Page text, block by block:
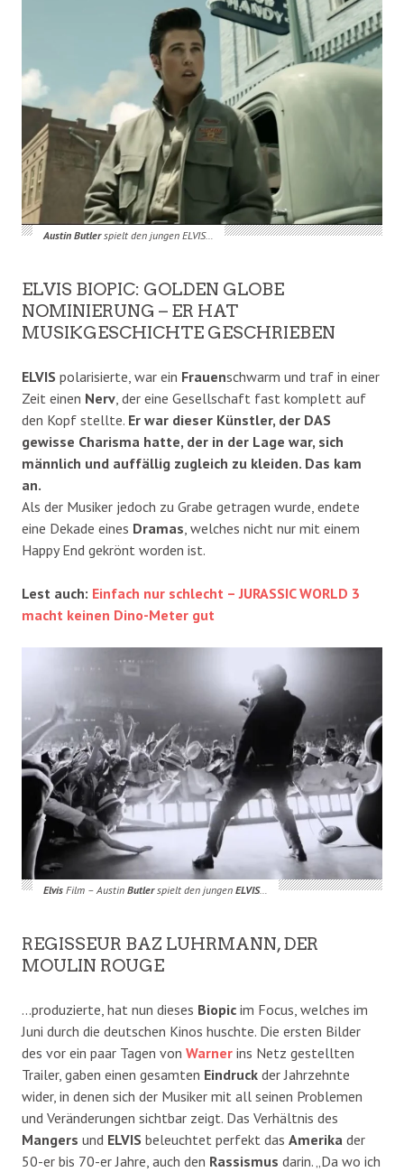
Austin Butlerspielt den jungen ELVIS…
ELVIS BIOPIC: GOLDEN GLOBE
NOMINIERUNG – ER HAT
MUSIKGESCHICHTE GESCHRIEBEN
ELVIS polarisierte, war ein Frauenschwarm und traf in einer
Zeit einen Nerv , der eine Gesellschaft fast komplett auf
den Kopf stellte. Er war dieser Künstler, der DAS
gewisse Charisma hatte, der in der Lage war, sich
männlich und auffällig zugleich zu kleiden. Das kam
an.
Als der Musiker jedoch zu Grabe getragen wurde, endete
eine Dekade eines Dramas , welches nicht nur mit einem
Happy End gekrönt worden ist.
Lest auch: Einfach nur schlecht – JURASSIC WORLD 3
macht keinen Dino-Meter gut
ElvisFilm – Austin Butlerspielt den jungen ELVIS…
REGISSEUR BAZ LUHRMANN, DER
MOULIN ROUGE
…produzierte, hat nun dieses Biopic im Focus, welches im
Juni durch die deutschen Kinos huschte. Die ersten Bilder
des vor ein paar Tagen von Warner ins Netz gestellten
Trailer, gaben einen gesamten Eindruck der Jahrzehnte
wider, in denen sich der Musiker mit all seinen Problemen
und Veränderungen sichtbar zeigt. Das Verhältnis des
Mangers und ELVIS beleuchtet perfekt das Amerika der
50-er bis 70-er Jahre, auch den Rassismus darin. „Da wo ich